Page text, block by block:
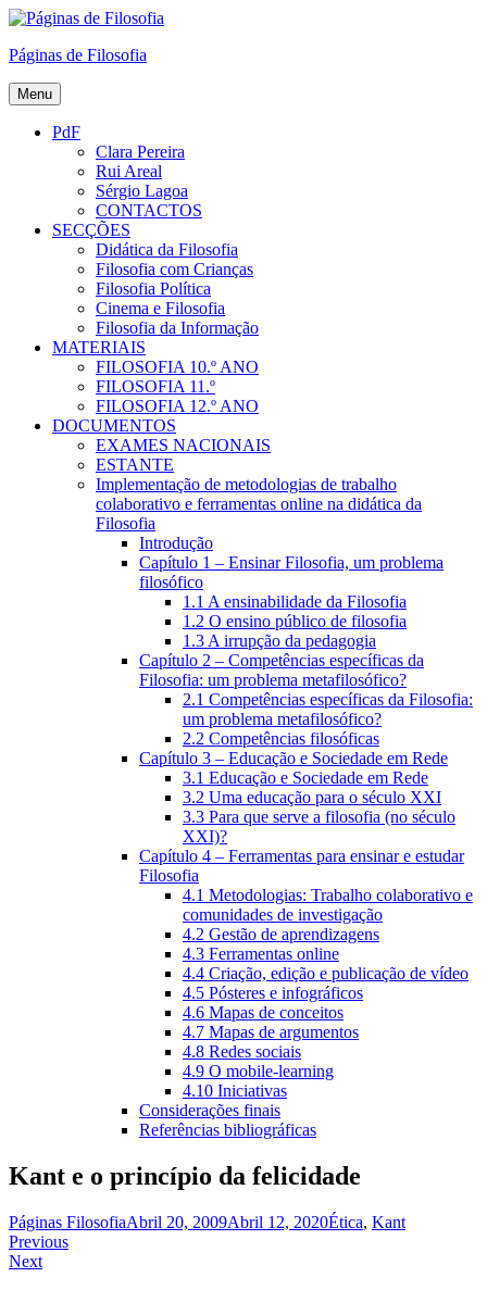
Skip
content
Páginas de Filosofia
Menu
PdF
Clara Pereira
Rui Areal
Sérgio Lagoa
CONTACTOS
SECÇÕES
Didática da Filosofia
Filosofia com Crianças
Filosofia Política
Cinema e Filosofia
Filosofia da Informação
MATERIAIS
FILOSOFIA 10.º ANO
FILOSOFIA 11.º
FILOSOFIA 12.º ANO
DOCUMENTOS
EXAMES NACIONAIS
ESTANTE
Implementação de metodologias de trabalho
colaborativo e ferramentas online na didática da
Filosofia
Introdução
Capítulo 1 – Ensinar Filosofia, um problema
filosófico
1.1 A ensinabilidade da Filosofia
1.2 O ensino público de filosofia
1.3 A irrupção da pedagogia
Capítulo 2 – Competências específicas da
Filosofia: um problema metafilosófico?
2.1 Competências específicas da Filosofia:
um problema metafilosófico?
2.2 Competências filosóficas
Capítulo 3 – Educação e Sociedade em Rede
3.1 Educação e Sociedade em Rede
3.2 Uma educação para o século XXI
3.3 Para que serve a filosofia (no século
XXI)?
Capítulo 4 – Ferramentas para ensinar e estudar
Filosofia
4.1 Metodologias: Trabalho colaborativo e
comunidades de investigação
4.2 Gestão de aprendizagens
4.3 Ferramentas online
4.4 Criação, edição e publicação de vídeo
4.5 Pósteres e infográficos
4.6 Mapas de conceitos
4.7 Mapas de argumentos
4.8 Redes sociais
4.9 O mobile-learning
4.10 Iniciativas
Considerações finais
Referências bibliográficas
Kant e o princípio da felicidade
Páginas FilosofiaAbril 20, 2009Abril 12, 2020Ética, Kant
Navegação
de
Previous
Next